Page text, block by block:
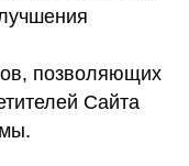
позволяющих
Сайта